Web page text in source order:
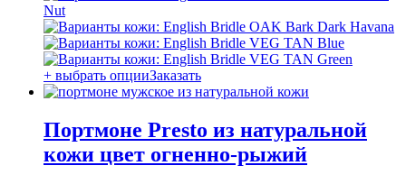
+ выбрать опцииЗаказать
Портмоне Presto из натуральной
кожи цвет огненно-рыжий